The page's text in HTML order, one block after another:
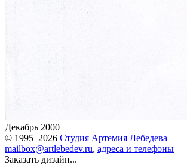
Декабрь 2000
© 1995–2026 Студия Артемия Лебедева
mailbox@artlebedev.ru, адреса и телефоны
Заказать дизайн...